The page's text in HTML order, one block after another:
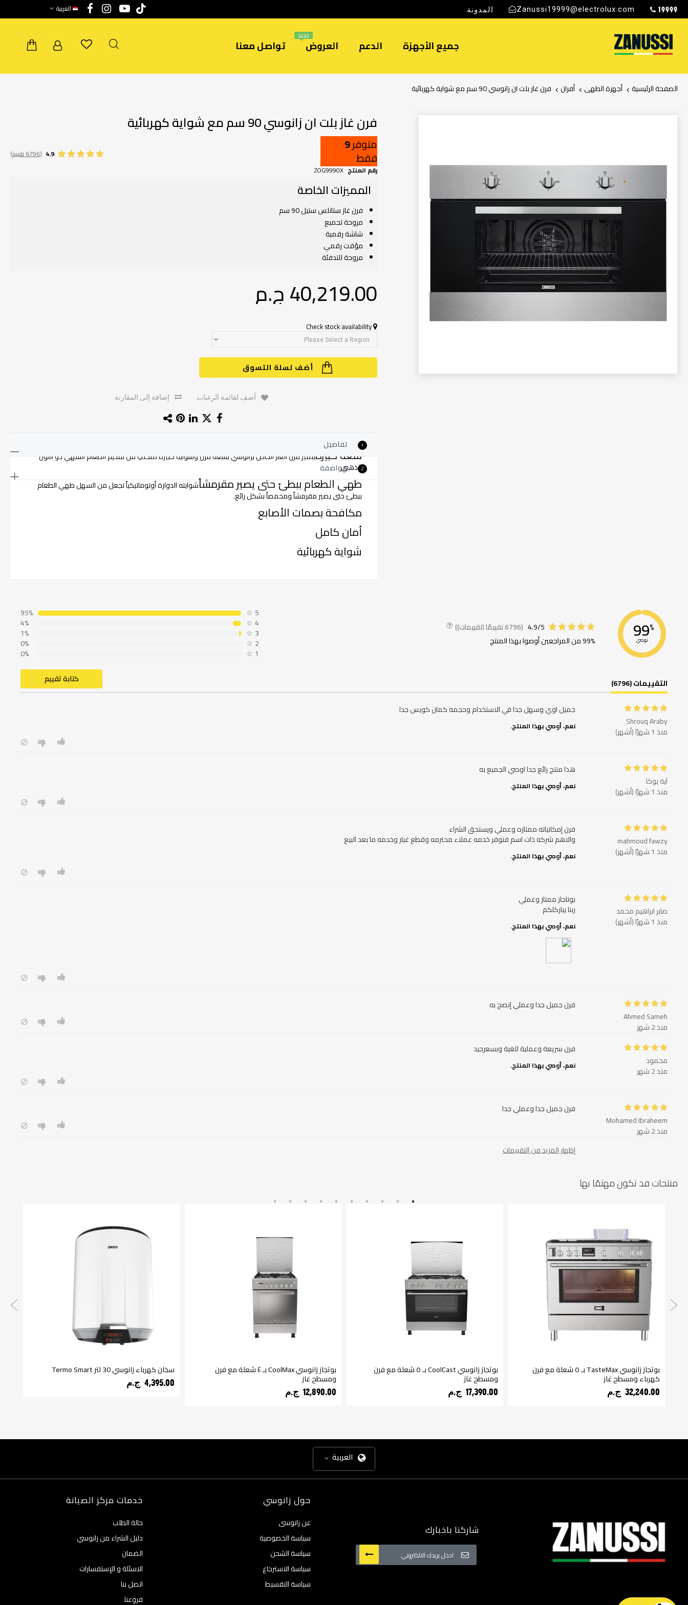
19999
Zanussi19999@electrolux.com المدونة العربية
جميع الأجهزة الدعم العروض
جديد
تواصل معنا
الصفحة الرئيسية أجهزة الطهى أفران فرن غاز بلت ان زانوسي 90 سم مع شواية كهربائية
تخطي
فرن غاز بلت ان زانوسي 90 سم مع شواية كهربائية
متوفر9
فقط
رقم المنتج ZOG9990X
4.9 (6796 تقييم)
المميزات الخاصة
فرن غاز ستانلس ستيل 90 سم
مروحة تجميع
شاشة رقمية
مؤقت رقمي
مروحة للتدفئة
40,219.00 ج.م‏
Check stock availability
أضف لسلة التسوق
أضف لقائمة الرغبات إضافة إلى المقارنة
1 تفاصيل
سعة كبيرةيتميز فرن الغاز الخاص بزانوسي بسعة فرن وشواية كبيرة تُمكنكِ من تقديم الطعام الشهي ذو اللون
الذهبي
طهي الطعام ببطئ حتى يصير مقرمشاًشوايته الدوارة أوتوماتيكياً تجعل من السهل طهي الطعام
ببطئ حتى يصير مقرمشاً ومحمصاً بشكل رائع.
مكافحة بصمات الأصابع
أمان كامل
شواية كهربائية
2 مواصفة
99%
نوصي
4.9/5 (6796 تقييمًا (تقييمات))
99% من المراجعين أوصوا بهذا المنتج
5
☆
95%
4
☆
4%
3
☆
1%
2
☆
0%
1
☆
0%
التقييمات (6796) كتابة تقييم
Shrouq Araby
منذ 1 شهرًا (أشهر)
جميل اوي وسهل جدا في الاستخدام وحجمه كمان كويس جدا
نعم، أوصي بهذا المنتج.
آية يوكا
منذ 1 شهرًا (أشهر)
هذا منتج رائع جدا اوصي الجميع به
نعم، أوصي بهذا المنتج.
mahmoud fawzy
منذ 1 شهرًا (أشهر)
والاهم شركه ذات اسم فتوفر خدمه عملاء محترمه وقطع غيار وخدمه ما بعد البيع
نعم، أوصي بهذا المنتج.
صابر ابراهيم محمد
منذ 1 شهرًا (أشهر)
ربنا يباركلكم
نعم، أوصي بهذا المنتج.
Ahmed Sameh
منذ 2 شهر
فرن جميل جدا وعملي إنصح به
محمود
منذ 2 شهر
فرن سريعة وعملية للغية وبسعرجيد
نعم، أوصي بهذا المنتج.
Mohamed Ibraheem
منذ 2 شهر
فرن جميل جدا وعملي جدا
إظهار المزيد من التقييمات
منتجات قد تكون مهتمًا بها
بوتجاز زانوسي TasteMax بـ ٥ شعلة مع فرن
كهرباء ومسطح غاز
32,240.00 ج.م‏
بوتجاز زانوسي CoolCast بـ ٥ شعلة مع فرن
ومسطح غاز
17,390.00 ج.م‏
بوتجاز زانوسي CoolMax بـ ٤ شعلة مع فرن
ومسطح غاز
12,890.00 ج.م‏
سخان كهرباء زانوسي 30 لتر Termo Smart
4,395.00 ج.م‏
العربية
شاركنا باخبارك
سجل
في
نشرتنا
حول زانوسي
عن زانوسى
سياسة الخصوصية
سياسة الشحن
سياسة الاسترجاع
سياسة التقسيط
خدمات مركز الصيانة
حالة الطلب
دليل الشراء من زانوسي
الضمان
الاسئلة و الإستفسارات
اتصل بنا
فروعنا